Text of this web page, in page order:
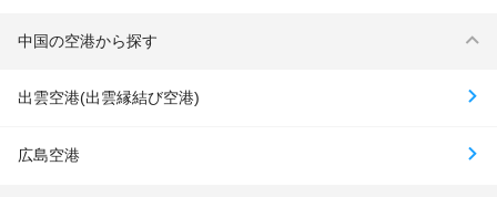
中国の空港から探す
出雲空港(出雲縁結び空港)
広島空港